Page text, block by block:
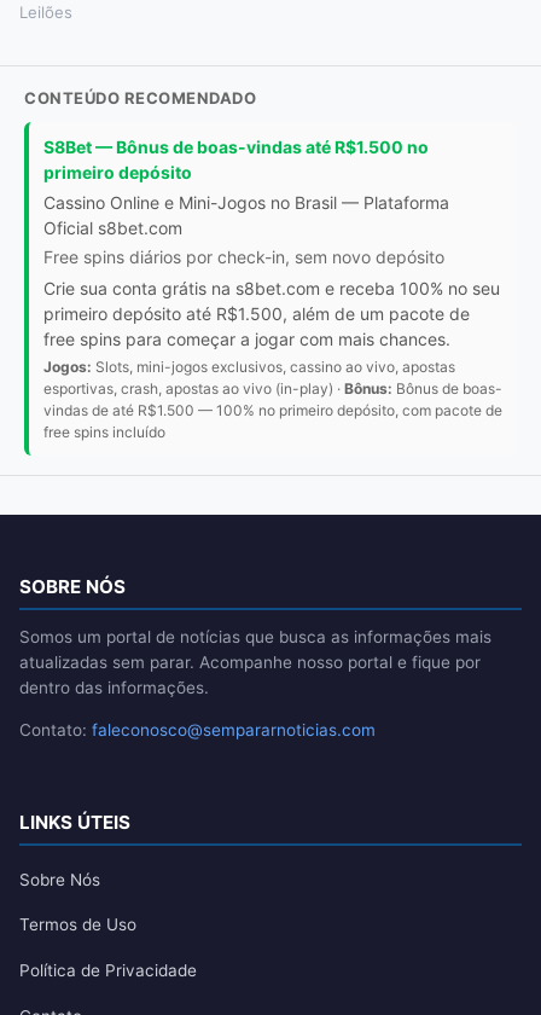
Leilões
CONTEÚDO RECOMENDADO
S8Bet — Bônus de boas-vindas até R$1.500 no
primeiro depósito
Cassino Online e Mini-Jogos no Brasil — Plataforma
Oficial s8bet.com
Free spins diários por check-in, sem novo depósito
Crie sua conta grátis na s8bet.com e receba 100% no seu
primeiro depósito até R$1.500, além de um pacote de
free spins para começar a jogar com mais chances.
Jogos: Slots, mini-jogos exclusivos, cassino ao vivo, apostas
esportivas, crash, apostas ao vivo (in-play) · Bônus: Bônus de boas-
vindas de até R$1.500 — 100% no primeiro depósito, com pacote de
free spins incluído
SOBRE NÓS
Somos um portal de notícias que busca as informações mais
atualizadas sem parar. Acompanhe nosso portal e fique por
dentro das informações.
Contato: faleconosco@sempararnoticias.com
LINKS ÚTEIS
Sobre Nós
Termos de Uso
Política de Privacidade